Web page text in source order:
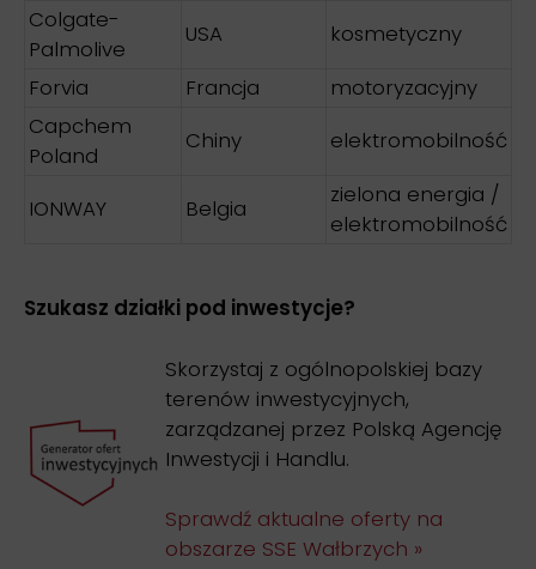
Colgate-
Palmolive
USA
kosmetyczny
Forvia
Francja
motoryzacyjny
Capchem
Poland
Chiny elektromobilność
IONWAY Belgia
zielona energia /
elektromobilność
Szukasz działki pod inwestycje?
Skorzystaj z ogólnopolskiej bazy
terenów inwestycyjnych,
zarządzanej przez Polską Agencję
Inwestycji i Handlu.
Sprawdź aktualne oferty na
obszarze SSE Wałbrzych »